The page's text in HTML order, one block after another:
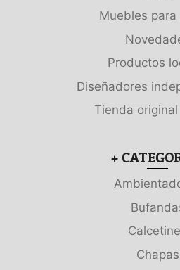
Muebles para
Productos
Diseñadores
Tienda
+
Chapas